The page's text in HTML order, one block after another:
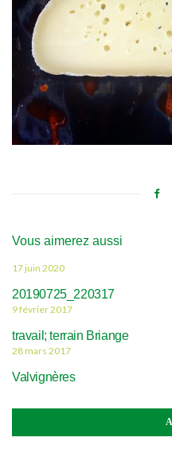
Vous aimerez aussi
17 juin 2020
20190725_220317
9 février 2017
travail; terrain Briange
28 mars 2017
Valvignères